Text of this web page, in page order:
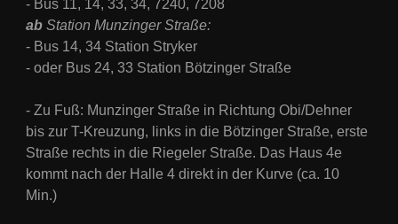
- Bus 11, 14, 33, 34, 7240, 7208
ab StationMunzinger Straße:
- Bus 14, 34 Station Stryker
- oder Bus 24, 33 Station Bötzinger Straße
- Zu Fuß: Munzinger Straße in Richtung Obi/Dehner
bis zur T-Kreuzung, links in die Bötzinger Straße, erste
Straße rechts in die Riegeler Straße. Das Haus 4e
kommt nach der Halle 4 direkt in der Kurve (ca. 10
Min.)